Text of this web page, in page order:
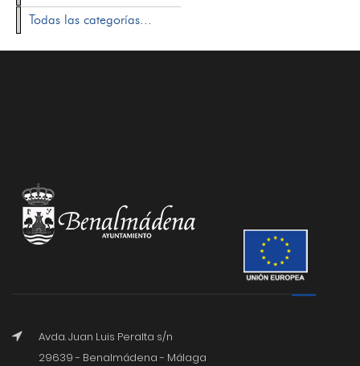
Todas las categorías...
Avda. Juan Luis Peralta s/n
29639 - Benalmádena - Málaga